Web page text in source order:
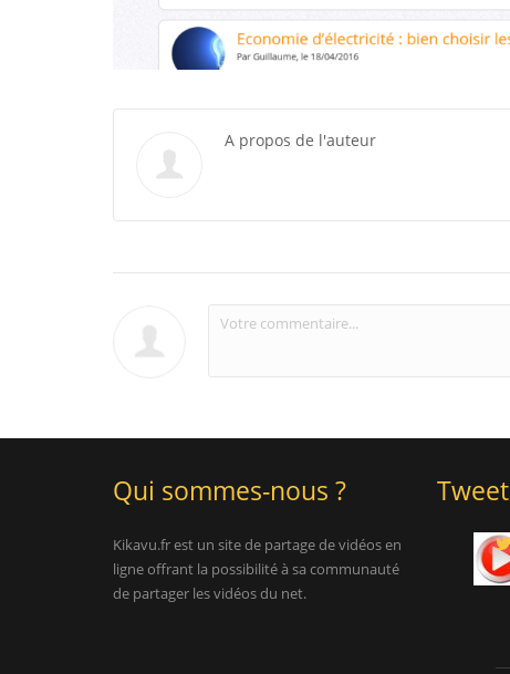
A propos de l'auteur
Qui sommes-nous ?
Kikavu.fr est un site de partage de vidéos en
ligne offrant la possibilité à sa communauté
de partager les vidéos du net.
Tweet